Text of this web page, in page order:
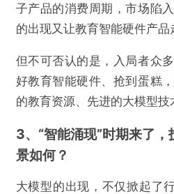
子产品的消费周期，市场陷
的出现又让教育智能硬件产品
但不可否认的是，入局者众
好教育智能硬件、抢到蛋糕
的教育资源、先进的大模型技
3、“智能涌现”时期来了
景如何？
大模型的出现，不仅掀起了